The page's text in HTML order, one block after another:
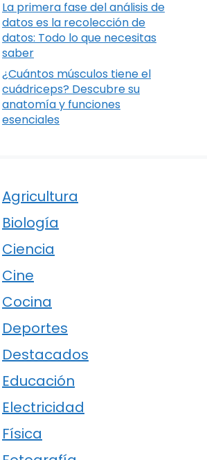
La primera fase del análisis de
datos es la recolección de
datos: Todo lo que necesitas
saber
¿Cuántos músculos tiene el
cuádriceps? Descubre su
anatomía y funciones
esenciales
Agricultura
Biología
Ciencia
Cine
Cocina
Deportes
Destacados
Educación
Electricidad
Física